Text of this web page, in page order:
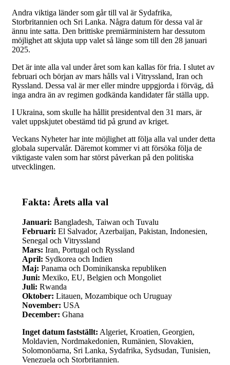
Andra viktiga länder som går till val är Sydafrika,
Storbritannien och Sri Lanka. Några datum för dessa val är
ännu inte satta. Den brittiske premiärministern har dessutom
möjlighet att skjuta upp valet så länge som till den 28 januari
2025.
Det är inte alla val under året som kan kallas för fria. I slutet av
februari och början av mars hålls val i Vitryssland, Iran och
Ryssland. Dessa val är mer eller mindre uppgjorda i förväg, då
inga andra än av regimen godkända kandidater får ställa upp.
I Ukraina, som skulle ha hållit presidentval den 31 mars, är
valet uppskjutet obestämd tid på grund av kriget.
Veckans Nyheter har inte möjlighet att följa alla val under detta
globala supervalår. Däremot kommer vi att försöka följa de
viktigaste valen som har störst påverkan på den politiska
utvecklingen.
Fakta: Årets alla val
Januari: Bangladesh, Taiwan och Tuvalu
Februari: El Salvador, Azerbaijan, Pakistan, Indonesien,
Senegal och Vitryssland
Mars: Iran, Portugal och Ryssland
April: Sydkorea och Indien
Maj: Panama och Dominikanska republiken
Juni: Mexiko, EU, Belgien och Mongoliet
Juli: Rwanda
Oktober: Litauen, Mozambique och Uruguay
November: USA
December: Ghana
Inget datum fastställt: Algeriet, Kroatien, Georgien,
Moldavien, Nordmakedonien, Rumänien, Slovakien,
Solomonöarna, Sri Lanka, Sydafrika, Sydsudan, Tunisien,
Venezuela och Storbritannien.